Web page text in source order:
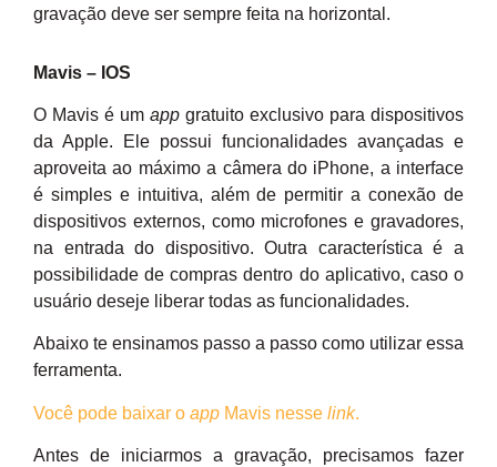
gravação deve ser sempre feita na horizontal.
Mavis – IOS
O Mavis é um app gratuito exclusivo para dispositivos
da Apple. Ele possui funcionalidades avançadas e
aproveita ao máximo a câmera do iPhone, a interface
é simples e intuitiva, além de permitir a conexão de
dispositivos externos, como microfones e gravadores,
na entrada do dispositivo. Outra característica é a
possibilidade de compras dentro do aplicativo, caso o
usuário deseje liberar todas as funcionalidades.
Abaixo te ensinamos passo a passo como utilizar essa
ferramenta.
Você pode baixar o app Mavis nesse link.
Antes de iniciarmos a gravação, precisamos fazer